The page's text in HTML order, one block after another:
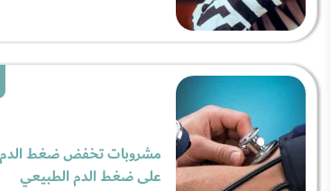
مشروبات تخفض ضغط الدم
على ضغط الدم الطبيعي